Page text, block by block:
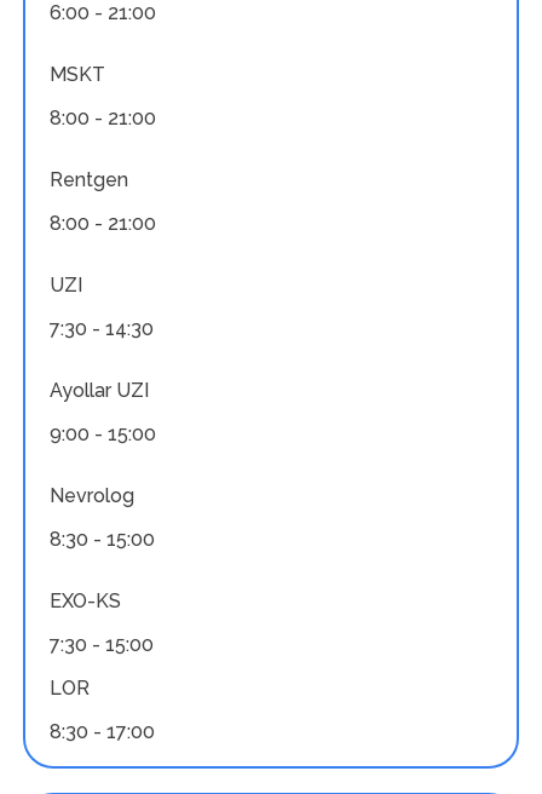
6:00 - 21:00
MSKT
8:00 - 21:00
Rentgen
8:00 - 21:00
UZI
7:30 - 14:30
Ayollar UZI
9:00 - 15:00
Nevrolog
8:30 - 15:00
EXO-KS
7:30 - 15:00
LOR
8:30 - 17:00